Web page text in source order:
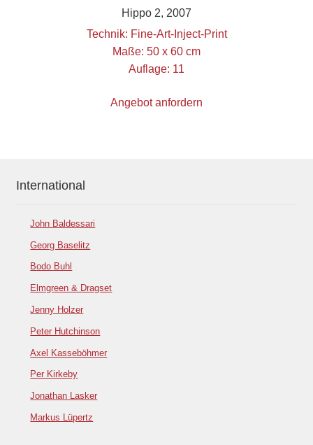
Hippo 2, 2007
Technik: Fine-Art-Inject-Print
Maße: 50 x 60 cm
Auflage: 11
Angebot anfordern
International
John Baldessari
Georg Baselitz
Bodo Buhl
Elmgreen & Dragset
Jenny Holzer
Peter Hutchinson
Axel Kasseböhmer
Per Kirkeby
Jonathan Lasker
Markus Lüpertz